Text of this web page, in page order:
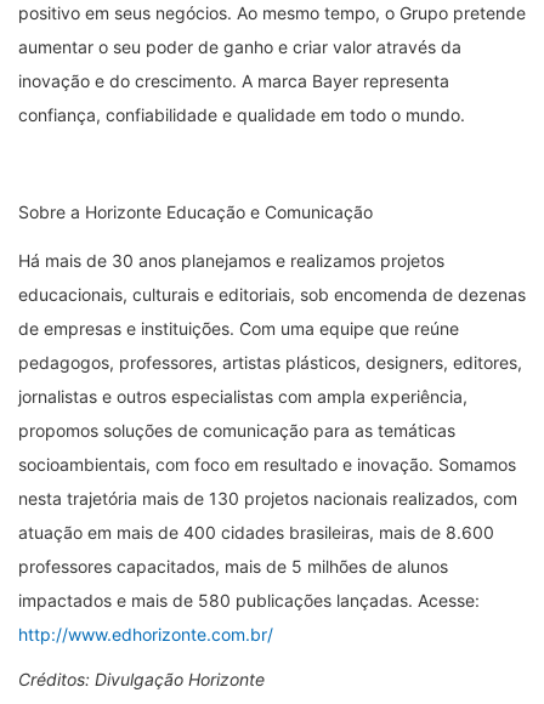
positivo em seus negócios. Ao mesmo tempo, o Grupo pretende
aumentar o seu poder de ganho e criar valor através da
inovação e do crescimento. A marca Bayer representa
confiança, confiabilidade e qualidade em todo o mundo.
Sobre a Horizonte Educação e Comunicação
Há mais de 30 anos planejamos e realizamos projetos
educacionais, culturais e editoriais, sob encomenda de dezenas
de empresas e instituições. Com uma equipe que reúne
pedagogos, professores, artistas plásticos, designers, editores,
jornalistas e outros especialistas com ampla experiência,
propomos soluções de comunicação para as temáticas
socioambientais, com foco em resultado e inovação. Somamos
nesta trajetória mais de 130 projetos nacionais realizados, com
atuação em mais de 400 cidades brasileiras, mais de 8.600
professores capacitados, mais de 5 milhões de alunos
impactados e mais de 580 publicações lançadas. Acesse:
http://www.edhorizonte.com.br/
Créditos: Divulgação Horizonte